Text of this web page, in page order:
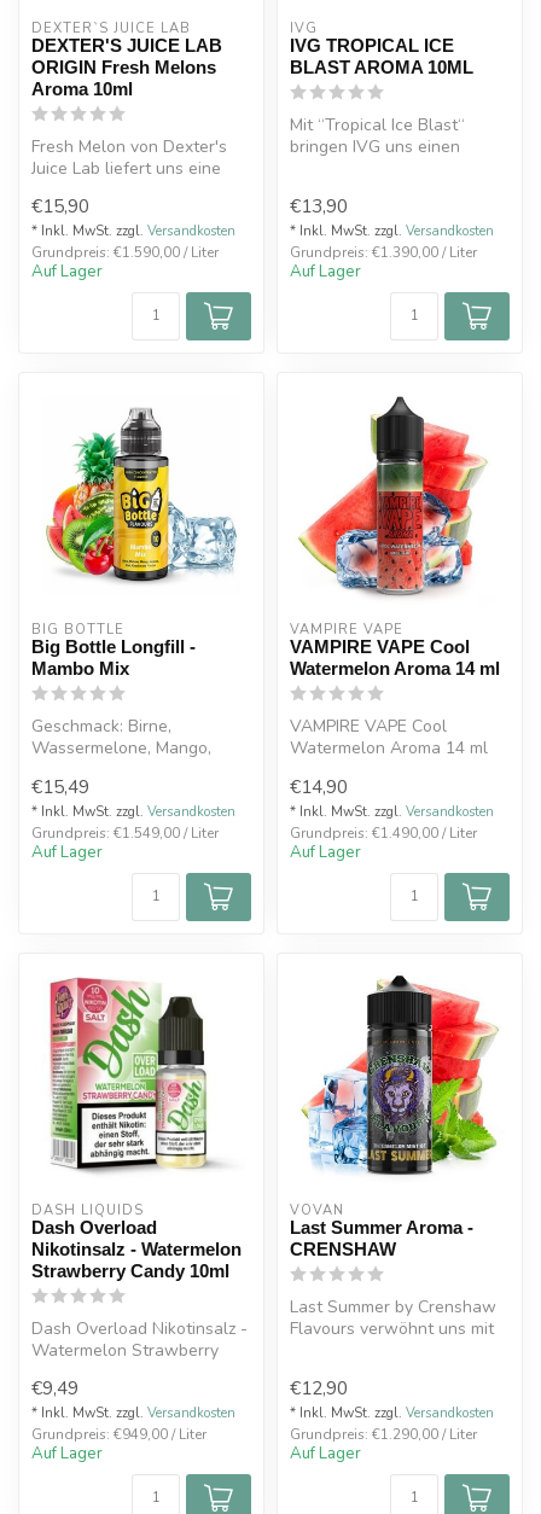
DEXTER`S JUICE LAB
DEXTER'S JUICE LAB
ORIGIN Fresh Melons
Aroma 10ml
Fresh Melon von Dexter's
Juice Lab liefert uns eine
Wassermelon...
€15,90
* Inkl. MwSt. zzgl. Versandkosten
Grundpreis: €1.590,00 / Liter
Auf Lager
IVG
IVG TROPICAL ICE
BLAST AROMA 10ML
Mit “Tropical Ice Blast“
bringen IVG uns einen
€13,90
* Inkl. MwSt. zzgl. Versandkosten
Grundpreis: €1.390,00 / Liter
Auf Lager
BIG BOTTLE
Big Bottle Longfill -
Mambo Mix
Geschmack: Birne,
Wassermelone, Mango,
Frische
Aroma-S...
€15,49
* Inkl. MwSt. zzgl. Versandkosten
Grundpreis: €1.549,00 / Liter
Auf Lager
VAMPIRE VAPE
VAMPIRE VAPE Cool
Watermelon Aroma 14 ml
VAMPIRE VAPE Cool
Watermelon Aroma 14 ml
€14,90
* Inkl. MwSt. zzgl. Versandkosten
Grundpreis: €1.490,00 / Liter
Auf Lager
DASH LIQUIDS
Dash Overload
Nikotinsalz - Watermelon
Strawberry Candy 10ml
Dash Overload Nikotinsalz -
Watermelon Strawberry
Wassermelo...
€9,49
* Inkl. MwSt. zzgl. Versandkosten
Grundpreis: €949,00 / Liter
Auf Lager
VOVAN
Last Summer Aroma -
CRENSHAW
Last Summer by Crenshaw
Flavours verwöhnt uns mit
€12,90
* Inkl. MwSt. zzgl. Versandkosten
Grundpreis: €1.290,00 / Liter
Auf Lager